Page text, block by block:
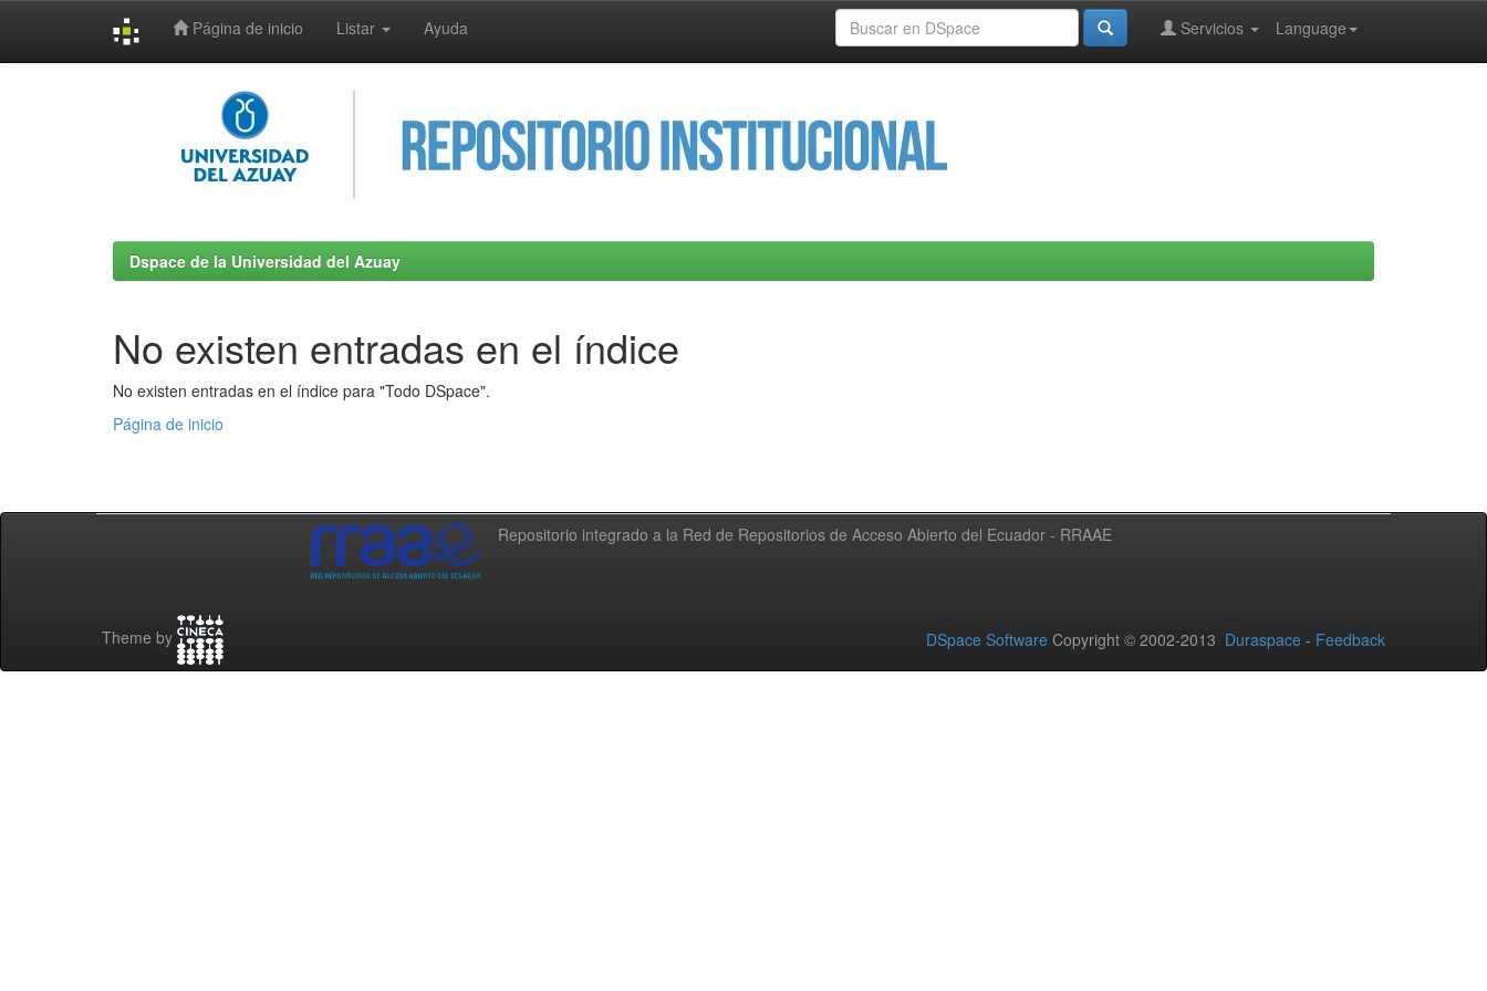
Página de inicio Listar Ayuda Language
Servicios
Dspace de la Universidad del Azuay
No existen entradas en el índice
No existen entradas en el índice para "Todo DSpace".
Página de inicio
Repositorio integrado a la Red de Repositorios de Acceso Abierto del Ecuador - RRAAE
Theme by DSpace Software Copyright © 2002-2013 Duraspace - Feedback